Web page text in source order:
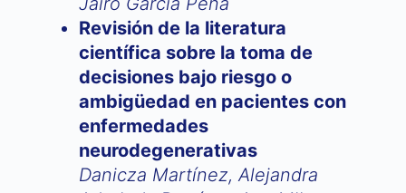
Revisión de la literatura
científica sobre la toma de
decisiones bajo riesgo o
ambigüedad en pacientes con
enfermedades
neurodegenerativas
Danicza Martínez, Alejandra